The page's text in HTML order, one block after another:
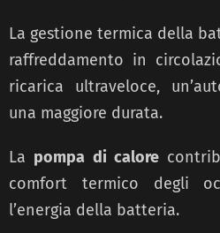
La gestione termica della
raffreddamento in
ricarica ultraveloce,
una maggiore durata.
La pompa di calore
comfort termico degli
l’energia della batteria.